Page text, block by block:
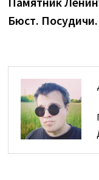
по
записям
Бюст. Посудичи.